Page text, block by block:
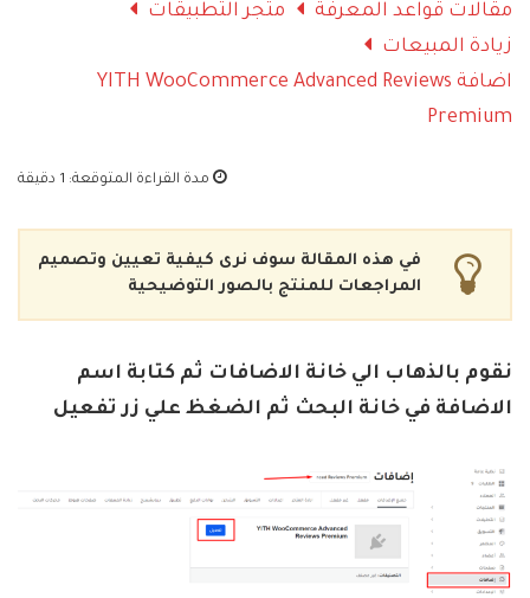
مقالات قواعد المعرفة
متجر التطبيقات
زيادة المبيعات
اضافة YITH WooCommerce Advanced Reviews
Premium
مدة القراءة المتوقعة: 1 دقيقة
في هذه المقالة سوف نرى كيفية تعيين وتصميم
المراجعات للمنتج بالصور التوضيحية
نقوم بالذهاب الي خانة الاضافات ثم كتابة اسم
الاضافة في خانة البحث ثم الضغظ علي زر تفعيل